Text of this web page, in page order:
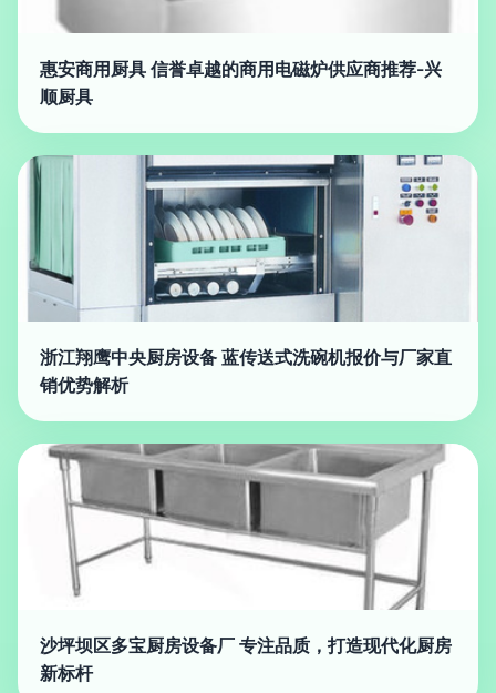
惠安商用厨具 信誉卓越的商用电磁炉供应商推荐-兴
顺厨具
浙江翔鹰中央厨房设备 蓝传送式洗碗机报价与厂家直
销优势解析
沙坪坝区多宝厨房设备厂 专注品质，打造现代化厨房
新标杆